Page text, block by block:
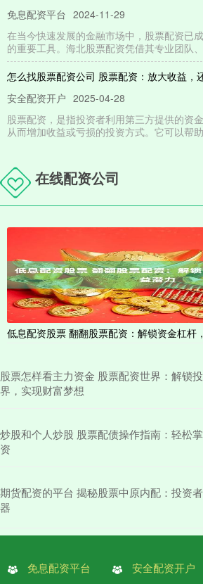
免息配资平台 2024-11-29
在当今快速发展的金融市场中，股票配资已
的重要工具。海北股票配资凭借其专业团队
怎么找股票配资公司 股票配资：放大收益，
安全配资开户 2025-04-28
股票配资，是指投资者利用第三方提供的资
从而增加收益或亏损的投资方式。它可以帮
在线配资公司 2025-10-20
在投资领域，杠杆效应是一把双刃剑，既能
杆
在线配资公司
低息配资股票 翻翻股票配资：解锁资金杠杆
股票怎样看主力资金 股票配资世界：解锁
界，实现财富梦想
炒股和个人炒股 股票配债操作指南：轻松
资
期货配资的平台 揭秘股票中原内配：投资
器
免息配资平台 安全配资开户